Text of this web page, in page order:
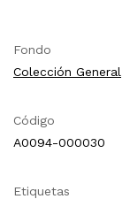
Fondo
Colección General
Código
A0094-000030
Etiquetas